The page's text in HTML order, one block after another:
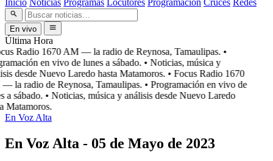
Inicio Noticias Programas Locutores Programación Cruces Redes
En vivo
Última Hora
Radio 1670 AM — la radio de Reynosa, Tamaulipas. •
en vivo de lunes a sábado. • Noticias, música y
desde Nuevo Laredo hasta Matamoros. • Focus Radio 1670
la radio de Reynosa, Tamaulipas. • Programación en vivo de
a sábado. • Noticias, música y análisis desde Nuevo Laredo
Matamoros.
En Voz Alta
En Voz Alta - 05 de Mayo de 2023